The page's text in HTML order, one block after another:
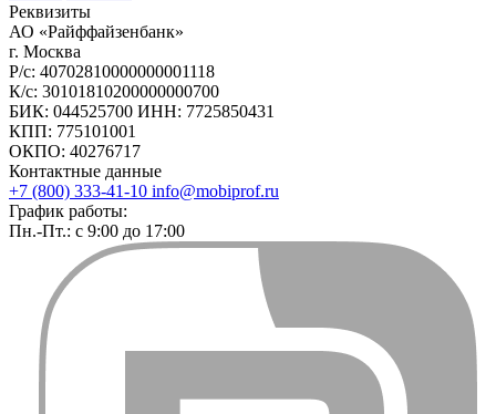
Реквизиты
АО «Райффайзенбанк»
г. Москва
Р/с: 40702810000000001118
К/с: 30101810200000000700
БИК: 044525700 ИНН: 7725850431
КПП: 775101001
ОКПО: 40276717
Контактные данные
+7 (800) 333-41-10 info@mobiprof.ru
График работы:
Пн.-Пт.: с 9:00 до 17:00